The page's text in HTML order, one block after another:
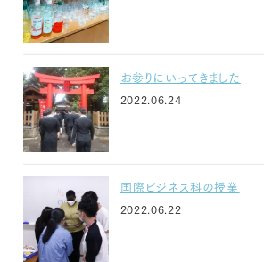
お参りにいってきました
2022.06.24
国際ビジネス科の授業
2022.06.22